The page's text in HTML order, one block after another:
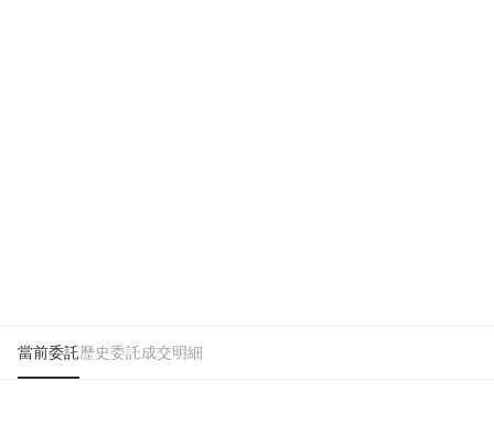
當前委託歷史委託成交明細